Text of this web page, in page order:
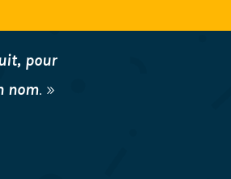
pour
nom. »